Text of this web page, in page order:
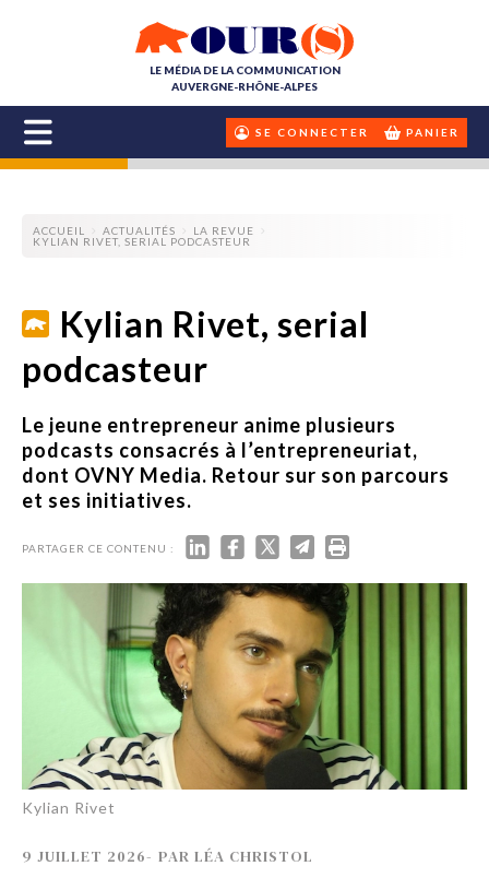
LE MÉDIA DE LA COMMUNICATION
AUVERGNE-RHÔNE-ALPES
SE CONNECTER PANIER
ACCUEIL ACTUALITÉS
LA REVUE
KYLIAN RIVET, SERIAL PODCASTEUR
Kylian Rivet, serial
podcasteur
Le jeune entrepreneur anime plusieurs
podcasts consacrés à l’entrepreneuriat,
dont OVNY Media. Retour sur son parcours
et ses initiatives.
PARTAGER CE CONTENU :
Kylian Rivet
9 JUILLET 2026- PAR LÉA CHRISTOL